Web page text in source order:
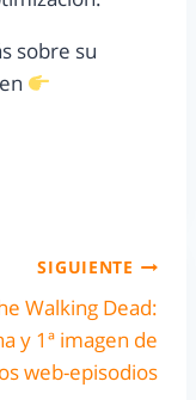
sobre su
SIGUIENTE
Walking Dead:
y 1ª imagen de
web-episodios